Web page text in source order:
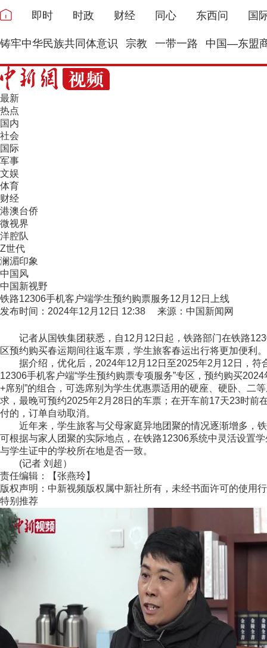
即时 时政 财经 同心 东西问 国
铸牢中华民族共同体意识 宗教 一带一路 中国—东盟
最新
热点
国内
社会
国际
军事
文娱
体育
财经
港澳台侨
微视界
洋腔队
Z世代
澜湄印象
中国风
中国新视野
铁路12306手机客户端学生预约购票服务12月12日上线
发布时间：2024年12月12日 12:38 来源：中国新闻网
记者从国铁集团获悉，自12月12日起，铁路部门在铁路
区预约购买春运期间往返车票，学生旅客春运出行将更加便利。
据介绍，优化后，2024年12月12日至2025年2月12日，符
12306手机客户端“学生预约购票专项服务”专区，预约购买
+席别”的组合，可选席别为学生优惠票适用的硬座、硬卧、二
求，最晚可预约2025年2月28日的车票；在开车前17天23时前
付的，订单自动取消。
近年来，学生旅客与父母家庭异地团聚的情况逐渐增多，铁
可根据与家人团聚的实际地点，在铁路12306系统中灵活设置
与学生证中的学校所在地是否一致。
(记者 刘超）
责任编辑：【张燕玲】
版权声明：中新视频版权属中新社所有，未经书面许可的使用
特别推荐